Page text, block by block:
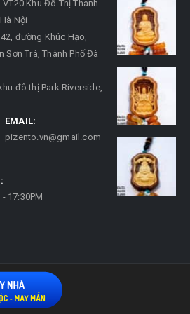
VT20 Khu Đô Thị Thanh
Nội
đường Khúc Hạo,
Sơn Trà, Thành Phố Đà
đô thị Park Riverside,
EMAIL:
pizento.vn@gmail.com
17:30PM